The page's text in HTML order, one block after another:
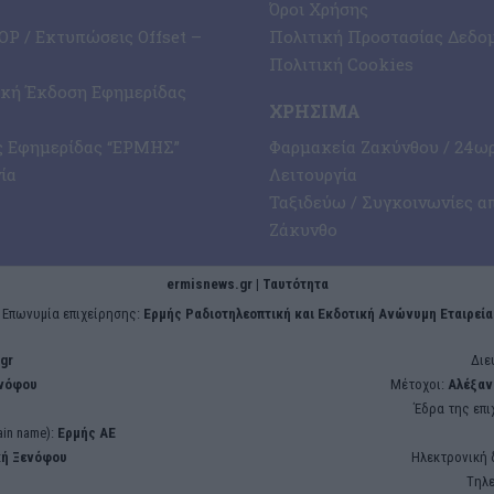
/ Εκτυπώσεις Offset –
Έκδοση Εφημερίδας
Εφημερίδας “ΕΡΜΗΣ”
Όροι Χρήσης
Πολιτική Προστασίας
Πολιτική Cookies
ΧΡΉΣΙΜΑ
Φαρμακεία Ζακύνθου /
Λειτουργία
Ταξιδεύω / Συγκοινωνίες
Ζάκυνθο
ermisnews.gr | Ταυτότητα
Eπωνυμία επιχείρησης: Ερμής Ραδιοτηλεοπτική και Εκδοτική Ανώνυμη Εταιρεία
name): Ερμής ΑΕ
Ξενόφου
Μέτοχοι:
Έδρα της
Ηλεκτρονική